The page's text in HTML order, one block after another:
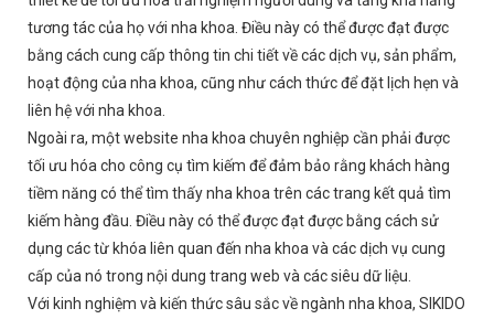
tương tác của họ với nha khoa. Điều này có thể được đạt được
bằng cách cung cấp thông tin chi tiết về các dịch vụ, sản phẩm,
hoạt động của nha khoa, cũng như cách thức để đặt lịch hẹn và
liên hệ với nha khoa.
Ngoài ra, một website nha khoa chuyên nghiệp cần phải được
tối ưu hóa cho công cụ tìm kiếm để đảm bảo rằng khách hàng
tiềm năng có thể tìm thấy nha khoa trên các trang kết quả tìm
kiếm hàng đầu. Điều này có thể được đạt được bằng cách sử
dụng các từ khóa liên quan đến nha khoa và các dịch vụ cung
cấp của nó trong nội dung trang web và các siêu dữ liệu.
Với kinh nghiệm và kiến thức sâu sắc về ngành nha khoa, SIKIDO